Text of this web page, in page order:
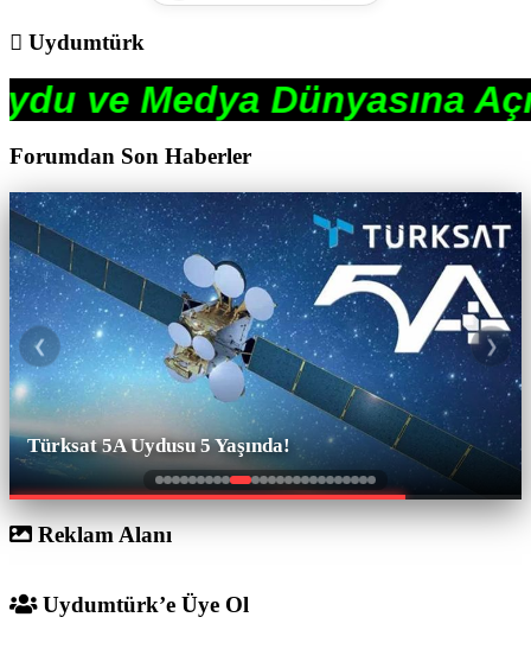
Uydumtürk
Dünyasına Açılan
Forumdan Son Haberler
❮ ❯
S Sport Plus Yeni Kanalları Bünyesine Dahil Etti!
Reklam Alanı
Uydumtürk’e Üye Ol